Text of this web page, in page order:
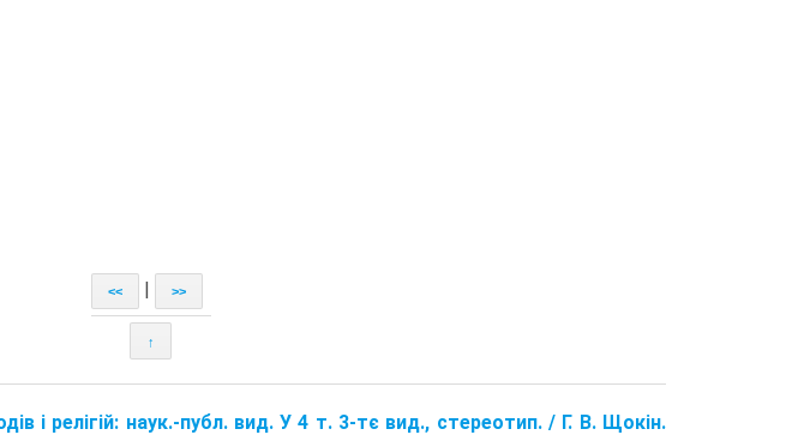
<< >>
↑
і релігій: наук.-публ. вид. У 4 т. 3-тє вид., стереотип. / Г. В. Щокін.